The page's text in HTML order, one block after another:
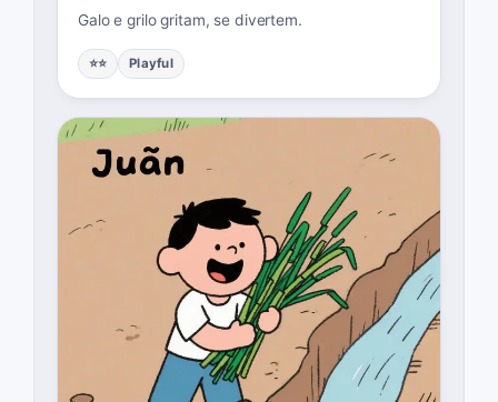
Galo e grilo gritam, se divertem.
⭐⭐ Playful